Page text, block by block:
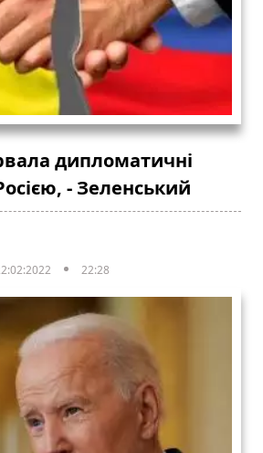
дипломатичні
- Зеленський
22:28